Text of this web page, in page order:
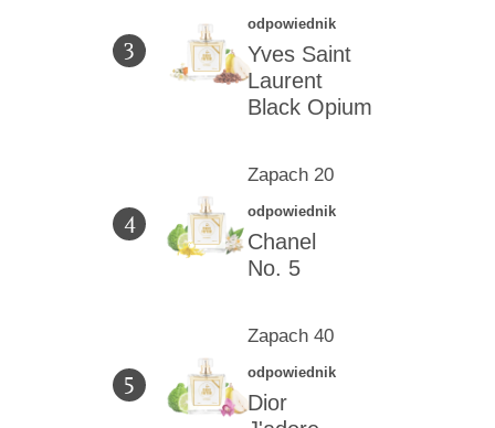
3
odpowiednik
Yves Saint
Laurent
Black Opium
4
Zapach 20
odpowiednik
Chanel
No. 5
5
Zapach 40
odpowiednik
Dior